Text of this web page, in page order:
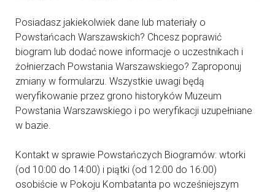
Posiadasz jakiekolwiek dane lub materiały o
Powstańcach Warszawskich? Chcesz poprawić
biogram lub dodać nowe informacje o uczestnikach i
żołnierzach Powstania Warszawskiego? Zaproponuj
zmiany w formularzu. Wszystkie uwagi będą
weryfikowanie przez grono historyków Muzeum
Powstania Warszawskiego i po weryfikacji uzupełniane
w bazie.
Kontakt w sprawie Powstańczych Biogramów: wtorki
(od 10:00 do 14:00) i piątki (od 12:00 do 16:00)
osobiście w Pokoju Kombatanta po wcześniejszym